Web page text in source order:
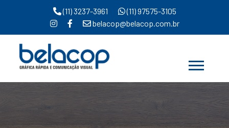
(11) 3237-3961
(11) 97575-3105
belacop@belacop.com.br